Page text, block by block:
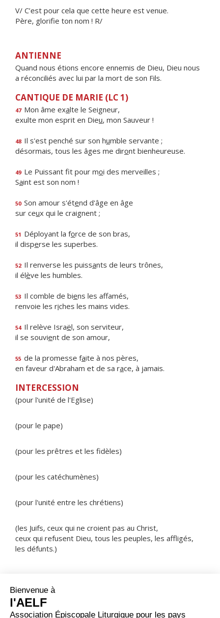
V/ C’est pour cela que cette heure est venue.
Père, glorifie ton nom ! R/
ANTIENNE
Quand nous étions encore ennemis de Dieu, Dieu nous
a réconciliés avec lui par la mort de son Fils.
CANTIQUE DE MARIE (LC 1)
47 Mon âme exalte le Seigneur,
exulte mon esprit en Dieu, mon Sauveur !
48 Il s'est penché sur son humble servante ;
désormais, tous les âges me diront bienheureuse.
49 Le Puissant fit pour moi des merveilles ;
Saint est son nom !
50 Son amour s'étend d'âge en âge
sur ceux qui le craignent ;
51 Déployant la force de son bras,
il disperse les superbes.
52 Il renverse les puissants de leurs trônes,
il élève les humbles.
53 Il comble de biens les affamés,
renvoie les riches les mains vides.
54 Il relève Israël, son serviteur,
il se souvient de son amour,
55 de la promesse faite à nos pères,
en faveur d'Abraham et de sa race, à jamais.
INTERCESSION
(pour l'unité de l'Eglise)
(pour le pape)
(pour les prêtres et les fidèles)
(pour les catéchumènes)
(pour l'unité entre les chrétiens)
(les Juifs, ceux qui ne croient pas au Christ,
ceux qui refusent Dieu, tous les peuples, les affligés,
les défunts.)
ORAISON
Regarde, Seigneur, nous t’en prions, la famille qui